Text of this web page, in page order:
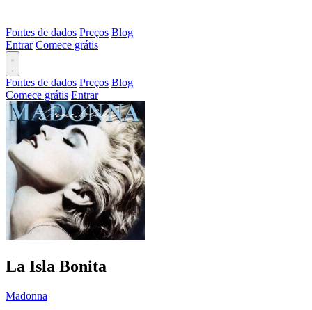
Fontes de dados Preços Blog
Entrar Comece grátis
Fontes de dados Preços Blog
Comece grátis Entrar
La Isla Bonita
Madonna